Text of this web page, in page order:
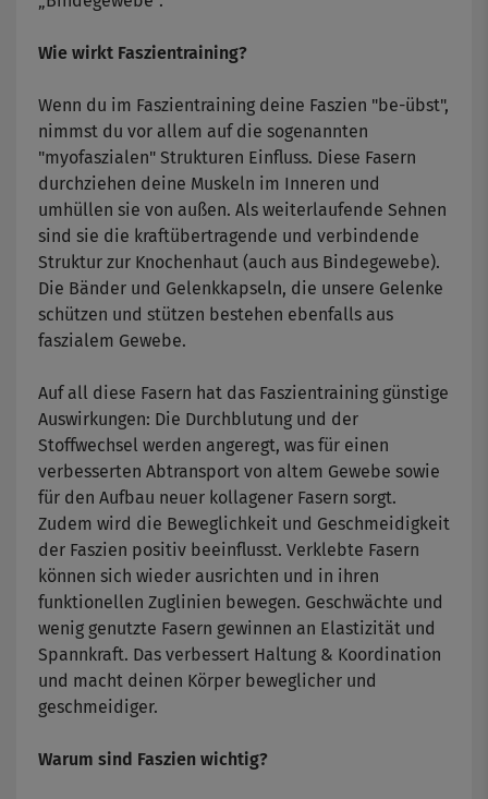
Wie wirkt Faszientraining?
Wenn du im Faszientraining deine Faszien "be-übst",
nimmst du vor allem auf die sogenannten
"myofaszialen" Strukturen Einfluss. Diese Fasern
durchziehen deine Muskeln im Inneren und
umhüllen sie von außen. Als weiterlaufende Sehnen
sind sie die kraftübertragende und verbindende
Struktur zur Knochenhaut (auch aus Bindegewebe).
Die Bänder und Gelenkkapseln, die unsere Gelenke
schützen und stützen bestehen ebenfalls aus
faszialem Gewebe.
Auf all diese Fasern hat das Faszientraining günstige
Auswirkungen: Die Durchblutung und der
Stoffwechsel werden angeregt, was für einen
verbesserten Abtransport von altem Gewebe sowie
für den Aufbau neuer kollagener Fasern sorgt.
Zudem wird die Beweglichkeit und Geschmeidigkeit
der Faszien positiv beeinflusst. Verklebte Fasern
können sich wieder ausrichten und in ihren
funktionellen Zuglinien bewegen. Geschwächte und
wenig genutzte Fasern gewinnen an Elastizität und
Spannkraft. Das verbessert Haltung & Koordination
und macht deinen Körper beweglicher und
geschmeidiger.
Warum sind Faszien wichtig?